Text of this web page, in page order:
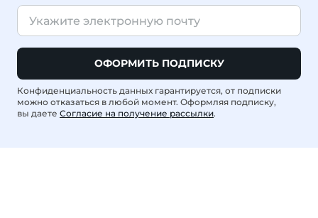
ОФОРМИТЬ ПОДПИСКУ
Конфиденциальность данных гарантируется, от подписки
можно отказаться в любой момент. Оформляя подписку,
вы даете Согласие на получение рассылки.